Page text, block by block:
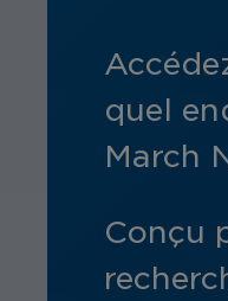
quel
March
Conçu